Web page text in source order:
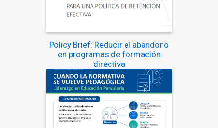
Policy Brief: Reducir el abandono
en programas de formación
directiva